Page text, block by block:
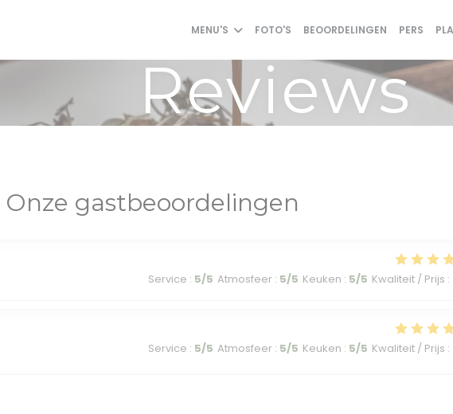
MENU'S FOTO'S BEOORDELINGEN PERS
Reviews
Onze gastbeoordelingen
Service : 5/5 Atmosfeer: 5/5 Keuken : 5/5 Kwaliteit / Prijs :
Service : 5/5 Atmosfeer: 5/5 Keuken : 5/5 Kwaliteit / Prijs :